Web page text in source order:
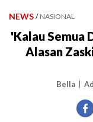
NEWS / NASIONAL
'Kalau Semua
Alasan
Bella